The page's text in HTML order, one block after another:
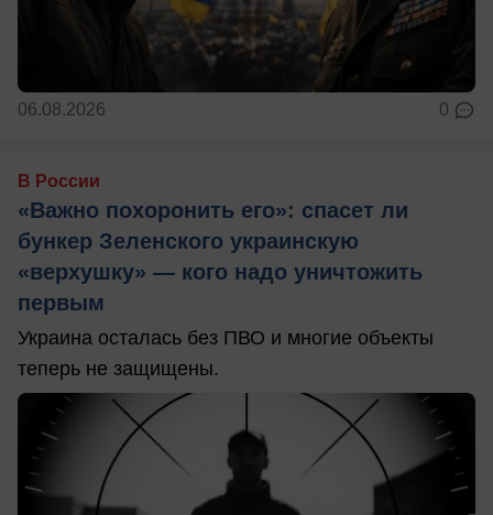
06.08.2026 0
В России
«Важно похоронить его»: спасет ли
бункер Зеленского украинскую
«верхушку» — кого надо уничтожить
первым
Украина осталась без ПВО и многие объекты
теперь не защищены.